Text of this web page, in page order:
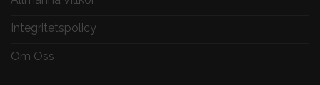
Integritetspolicy
Om Oss